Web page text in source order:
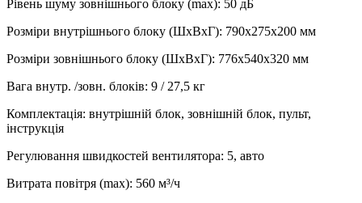
Рівень шуму зовнішнього блоку (max): 50 дБ
Розміри внутрішнього блоку (ШхВхГ): 790х275х200 мм
Розміри зовнішнього блоку (ШхВхГ): 776х540х320 мм
Вага внутр. /зовн. блоків: 9 / 27,5 кг
Комплектація: внутрішній блок, зовнішній блок, пульт,
інструкція
Регулювання швидкостей вентилятора: 5, авто
Витрата повітря (max): 560 м³/ч